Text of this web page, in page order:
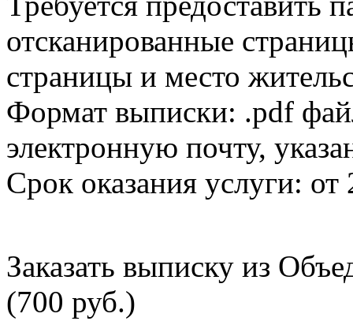
отсканированные
страницы и место
Формат выписки: .pdf
электронную почту,
Срок оказания услуги: от
Заказать выписку из
(700 руб.)